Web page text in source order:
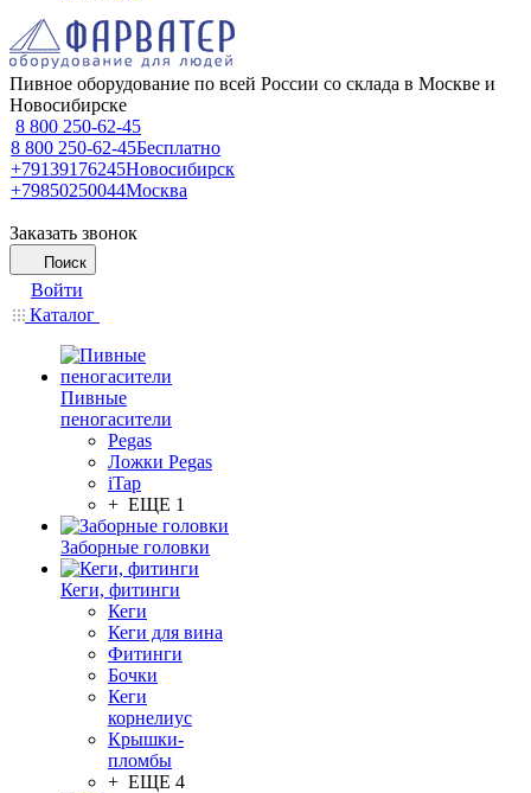
Пивное оборудование по всей России со склада в Москве и
Новосибирске
8 800 250-62-45
8 800 250-62-45Бесплатно
+79139176245Новосибирск
+79850250044Москва
Заказать звонок
Поиск
Войти
Каталог
Пивные
пеногасители
Pegas
Ложки Pegas
iTap
+ ЕЩЕ 1
Заборные головки
Кеги, фитинги
Кеги
Кеги для вина
Фитинги
Бочки
Кеги
корнелиус
Крышки-
пломбы
+ ЕЩЕ 4